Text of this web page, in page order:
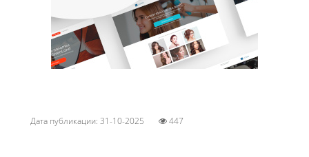
Дата публикации: 31-10-2025 447